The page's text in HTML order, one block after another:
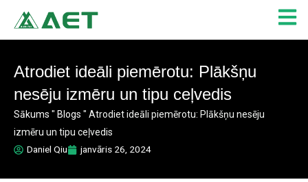
content
Atrodiet ideāli piemērotu: Plākšņu
nesēju izmēru un tipu ceļvedis
Sākums " Blogs " Atrodiet ideāli piemērotu: Plākšņu nesēju
izmēru un tipu ceļvedis
Daniel Qiu
janvāris 26, 2024